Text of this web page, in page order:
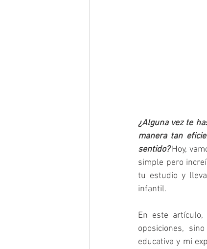
¿Alguna vez te
manera tan
sentido? Hoy,
simple pero
tu estudio y
infantil.
En este
oposiciones,
educativa y mi